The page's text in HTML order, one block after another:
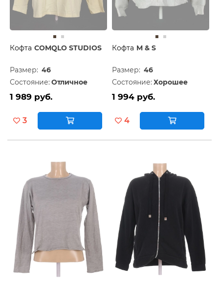
Кофта COMQLO STUDIOS
Размер: 46
Состояние: Отличное
1 989 руб.
3
Кофта M & S
Размер: 46
Состояние: Хорошее
1 994 руб.
4